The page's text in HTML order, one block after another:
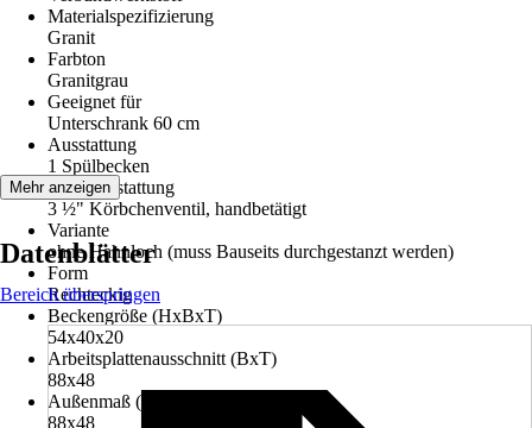
Materialspezifizierung
Granit
Farbton
Granitgrau
Geeignet für
Unterschrank 60 cm
Ausstattung
1 Spülbecken
Ventilausstattung
3 ½" Körbchenventil, handbetätigt
Variante
ohne Hahnloch (muss Bauseits durchgestanzt werden)
Form
Rechteckig
Beckengröße (HxBxT)
54x40x20
Arbeitsplattenausschnitt (BxT)
88x48
Außenmaß (BxT)
88x48
Mehr anzeigen
Datenblätter
Bereich überspringen